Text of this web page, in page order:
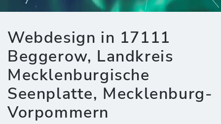
Webdesign in 17111
Beggerow, Landkreis
Mecklenburgische
Seenplatte, Mecklenburg-
Vorpommern